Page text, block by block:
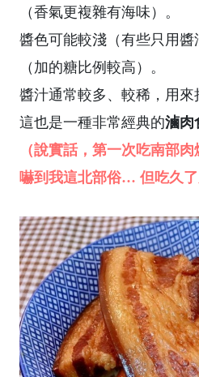
（香氣更複雜有海味）。
醬色可能較淺（有些只用
（加的糖比例較高）。
醬汁通常較多、較稀，用來
這也是一種非常經典的滷肉
（說實話，第一次吃南部
嚇到我這北部俗… 但吃久了